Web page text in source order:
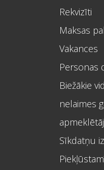
Rekvizīti
Maksas
Vakances
Personas
Biežākie
nelaimes
Sīkdatņu